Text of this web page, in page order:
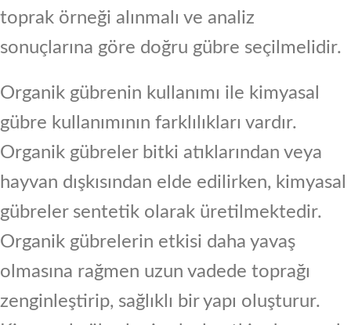
toprak örneği alınmalı ve analiz
sonuçlarına göre doğru gübre seçilmelidir.
Organik gübrenin kullanımı ile kimyasal
gübre kullanımının farklılıkları vardır.
Organik gübreler bitki atıklarından veya
hayvan dışkısından elde edilirken, kimyasal
gübreler sentetik olarak üretilmektedir.
Organik gübrelerin etkisi daha yavaş
olmasına rağmen uzun vadede toprağı
zenginleştirip, sağlıklı bir yapı oluşturur.